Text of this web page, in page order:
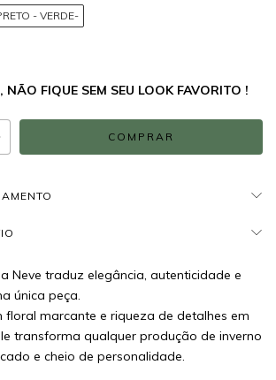
- VERDE-
NÃO FIQUE SEM SEU LOOK FAVORITO !
Neve traduz elegância, autenticidade e
única peça.
marcante e riqueza de detalhes em
transforma qualquer produção de inverno
e cheio de personalidade.